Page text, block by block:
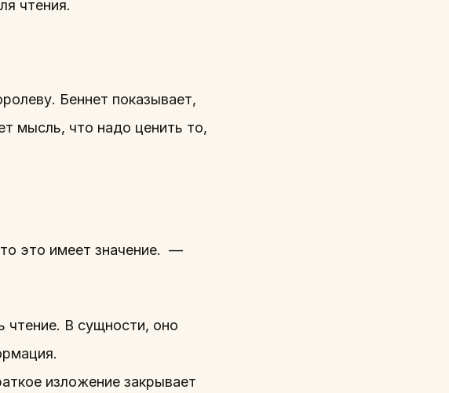
чтения.
Беннет показывает,
мысль, что надо ценить то,
это имеет значение. —
чтение. В сущности, оно
изложение закрывает